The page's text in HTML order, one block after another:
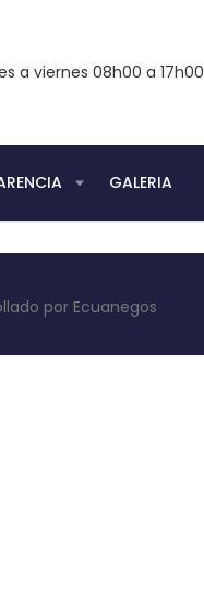
a viernes 08h00 a 17h00
GALERIA
por Ecuanegos